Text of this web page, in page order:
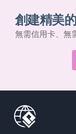
創建精美
無需信用卡、無